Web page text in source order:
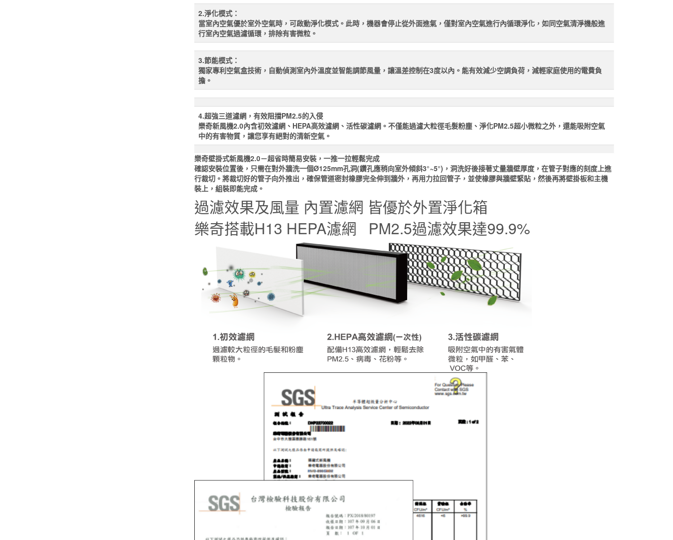
2.淨化模式：
當室內空氣優於室外空氣時，可啟動淨化模式。此時，機器會停止從外面進氣，僅對室內空氣進行內循環淨化，如同空氣清淨機般進
行室內空氣過濾循環，排除有害微粒。
3.節能模式：
獨家專利空氣盒技術，自動偵測室內外溫度並智能調節風量，讓溫差控制在3度以內。能有效減少空調負荷，減輕家庭使用的電費負
擔。
4.超強三道濾網，有效阻擋PM2.5的入侵
樂奇新風機2.0內含初效濾網、HEPA高效濾網、活性碳濾網。不僅能過濾大粒徑毛髮粉塵、淨化PM2.5超小微粒之外，還能吸附空氣
中的有害物質，讓您享有絕對的清新空氣。
樂奇壁掛式新風機2.0－超省時簡易安裝，一推一拉輕鬆完成
確認安裝位置後，只需在對外牆洗一個Ø125mm孔洞(鑽孔應稍向室外傾斜3°~5°)，洞洗好後接著丈量牆壁厚度，在管子對應的刻度上進
行裁切。將裁切好的管子向外推出，確保管道密封橡膠完全伸到牆外，再用力拉回管子，並使橡膠與牆壁緊貼，然後再將壁掛板和主機
裝上，組裝即能完成。
過濾效果及風量 內置濾網 皆優於外置淨化箱
樂奇搭載H13 HEPA濾網 PM2.5過濾效果達99.9%